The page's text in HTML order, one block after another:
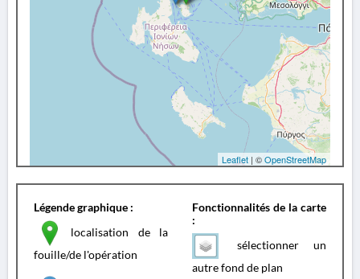
Leaflet | ©OpenStreetMap
Légende graphique :
localisation de la
fouille/de l'opération
Fonctionnalités de la carte
:
sélectionner un
autre fond de plan